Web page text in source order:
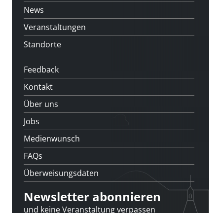
News
Veranstaltungen
Standorte
Feedback
Kontakt
Über uns
Jobs
Medienwunsch
FAQs
Überweisungsdaten
Newsletter abonnieren
und keine Veranstaltung verpassen